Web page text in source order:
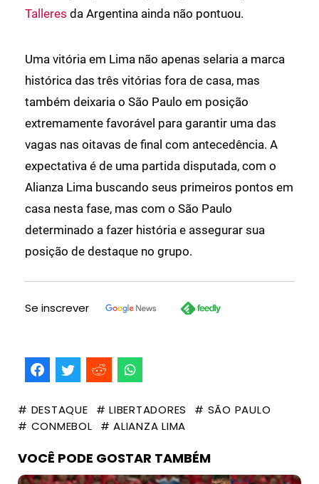
Talleres da Argentina ainda não pontuou.
Uma vitória em Lima não apenas selaria a marca
histórica das três vitórias fora de casa, mas
também deixaria o São Paulo em posição
extremamente favorável para garantir uma das
vagas nas oitavas de final com antecedência. A
expectativa é de uma partida disputada, com o
Alianza Lima buscando seus primeiros pontos em
casa nesta fase, mas com o São Paulo
determinado a fazer história e assegurar sua
posição de destaque no grupo.
Se inscrever
# DESTAQUE # LIBERTADORES
# SÃO PAULO
# CONMEBOL
# ALIANZA LIMA
VOCÊ PODE GOSTAR TAMBÉM